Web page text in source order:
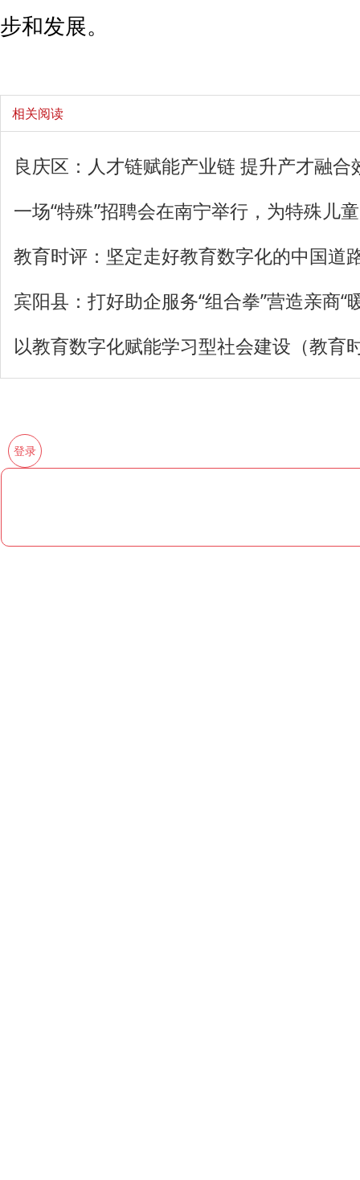
步和发展。
相关阅读
良庆区：人才链赋能产业链 提升产才融合
一场“特殊”招聘会在南宁举行，为特殊儿
教育时评：坚定走好教育数字化的中国道
宾阳县：打好助企服务“组合拳”营造亲商“
以教育数字化赋能学习型社会建设（教育
登录